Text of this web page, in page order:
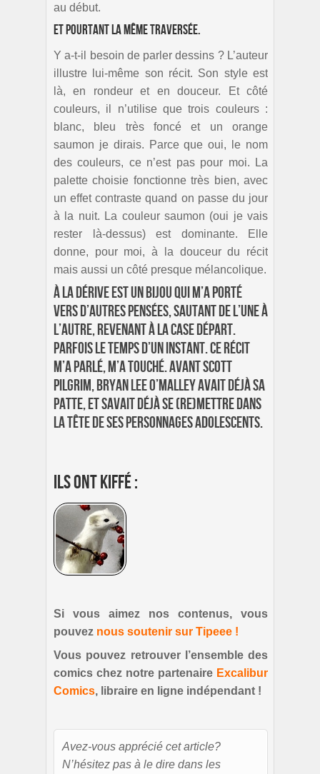
au début.
Et pourtant la même traversée.
Y a-t-il besoin de parler dessins ? L’auteur
illustre lui-même son récit. Son style est
là, en rondeur et en douceur. Et côté
couleurs, il n’utilise que trois couleurs :
blanc, bleu très foncé et un orange
saumon je dirais. Parce que oui, le nom
des couleurs, ce n’est pas pour moi. La
palette choisie fonctionne très bien, avec
un effet contraste quand on passe du jour
à la nuit. La couleur saumon (oui je vais
rester là-dessus) est dominante. Elle
donne, pour moi, à la douceur du récit
mais aussi un côté presque mélancolique.
À la dérive est un bijou qui m’a porté
vers d’autres pensées, sautant de l’une à
l’autre, revenant à la case départ.
Parfois le temps d’un instant. Ce récit
m’a parlé, m’a touché. Avant Scott
Pilgrim, Bryan Lee O’Malley avait déjà sa
patte, et savait déjà se (re)mettre dans
la tête de ses personnages adolescents.
Ils ont kiffé :
Si vous aimez nos contenus, vous
pouvez nous soutenir sur Tipeee !
Vous pouvez retrouver l’ensemble des
comics chez notre partenaire Excalibur
Comics, libraire en ligne indépendant !
Avez-vous apprécié cet article?
N’hésitez pas à le dire dans les